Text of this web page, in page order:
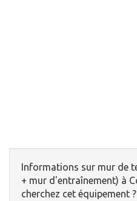
Informations sur mur de
+ mur d'entraînement) à
cherchez cet équipement